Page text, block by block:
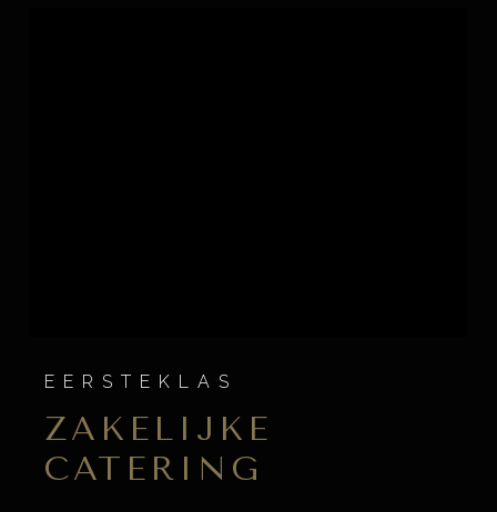
EERSTEKLAS
ZAKELIJKE
CATERING